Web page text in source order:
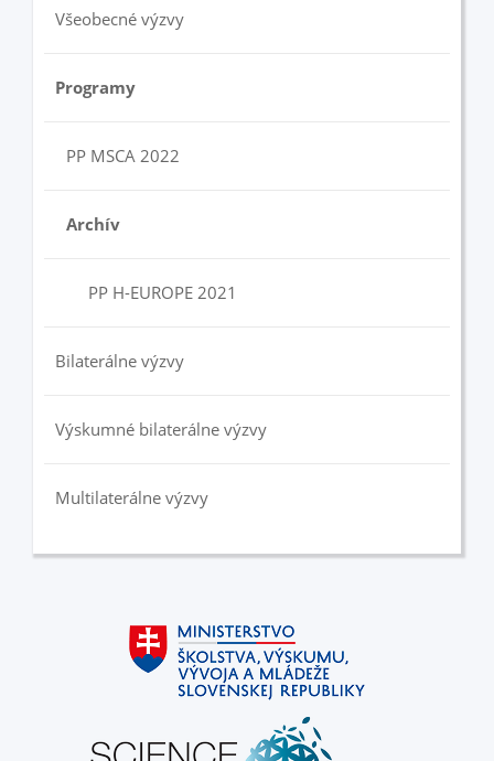
Všeobecné výzvy
Programy
PP MSCA 2022
Archív
PP H-EUROPE 2021
Bilaterálne výzvy
Výskumné bilaterálne výzvy
Multilaterálne výzvy